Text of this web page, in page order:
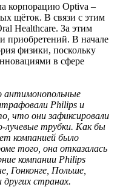
корпорацию Optiva –
щёток. В связи с этим
Healthcare. За этим
приобретений. В начале
физики, поскольку
в сфере
антимонопольные
Philips и
что они зафиксировали
лучевые трубки. Как бы
компанией было
того, она отказалась
компании Philips
Гонконге, Польше,
странах.